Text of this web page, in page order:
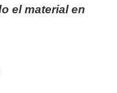
el material en